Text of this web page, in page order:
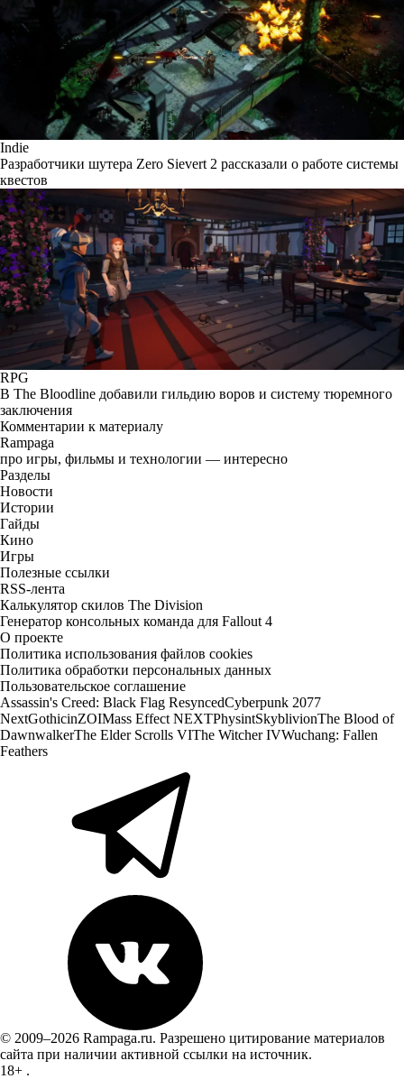
Indie
Разработчики шутера Zero Sievert 2 рассказали о работе системы
квестов
RPG
В The Bloodline добавили гильдию воров и систему тюремного
заключения
Комментарии к материалу
Rampaga
про игры, фильмы и технологии — интересно
Разделы
Новости
Истории
Гайды
Кино
Игры
Полезные ссылки
RSS-лента
Калькулятор скилов The Division
Генератор консольных команда для Fallout 4
О проекте
Политика использования файлов cookies
Политика обработки персональных данных
Пользовательское соглашение
Assassin's Creed: Black Flag ResyncedCyberpunk 2077
NextGothicinZOIMass Effect NEXTPhysintSkyblivionThe Blood of
DawnwalkerThe Elder Scrolls VIThe Witcher IVWuchang: Fallen
Feathers
© 2009–2026 Rampaga.ru. Разрешено цитирование материалов
сайта при наличии активной ссылки на источник.
18+ .